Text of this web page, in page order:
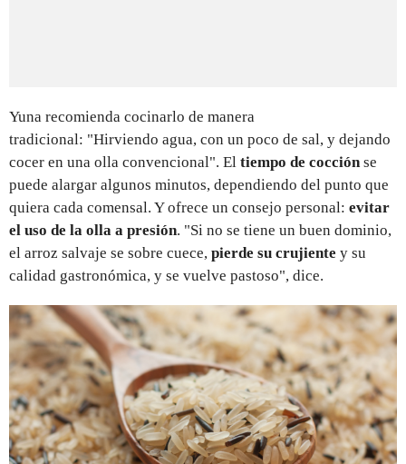
Yuna recomienda cocinarlo de manera
tradicional: "Hirviendo agua, con un poco de sal, y dejando
cocer en una olla convencional". El tiempo de cocción se
puede alargar algunos minutos, dependiendo del punto que
quiera cada comensal. Y ofrece un consejo personal: evitar
el uso de la olla a presión. "Si no se tiene un buen dominio,
el arroz salvaje se sobre cuece, pierde su crujiente y su
calidad gastronómica, y se vuelve pastoso", dice.